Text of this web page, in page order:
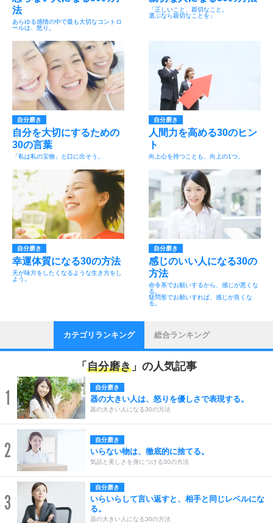
法
あらゆる感情の中で最も大切なコントロ
ールは、怒り。
「正しいこと、親切なこと。
選ぶなら親切なことを」
自分磨き
自分を大切にするための
30の言葉
「私は私の宝物」と口に出そう。
自分磨き
人間力を高める30のヒン
ト
向上心を持つことも、向上の1つ。
自分磨き
幸運体質になる30の方法
天が味方をしたくなるような生き方をし
よう。
自分磨き
感じのいい人になる30の
方法
命令系でお願いするから、感じが悪くな
る。
疑問形でお願いすれば、感じが良くな
る。
カテゴリランキング 総合ランキング
「 自分磨き 」の人気記事
1 自分磨き
器の大きい人は、怒りを優しさで表現する。
器の大きい人になる30の方法
2 自分磨き
いらない物は、徹底的に捨てる。
気品と美しさを身につける30の方法
3
自分磨き
いらいらして言い返すと、相手と同じレベルにな
る。
器の大きい人になる30の方法